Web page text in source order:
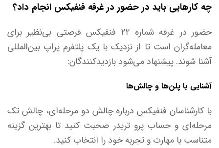
چه کار‌هایی باید در حضور در غرفه فنفیکس انجام داد؟
حضور در غرفه شماره ۲۲ فنفیکس فرصتی بی‌نظیر برای
معامله‌گران است تا از نزدیک با یک پلتفرم پراپ بین‌المللی
آشنا شوند. پیشنهاد می‌شود بازدیدکنندگان:
آشنایی با پلن‌ها و چالش‌ها
با کارشناسان فنفیکس درباره چالش دو مرحله‌ای، چالش تک
مرحله‌ای و حساب پرو تریدر صحبت کنید تا بهترین گزینه
متناسب با مهارت و تجربه خود را انتخاب کنید.